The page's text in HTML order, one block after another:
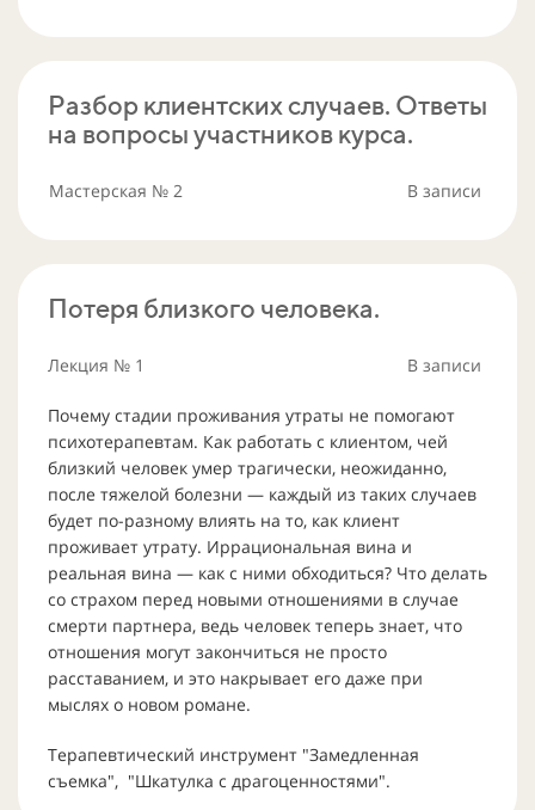
Разбор клиентских случаев. Ответы
на вопросы участников курса.
Мастерская № 2 В записи
Потеря близкого человека.
Лекция № 1 В записи
Почему стадии проживания утраты не помогают
психотерапевтам. Как работать с клиентом, чей
близкий человек умер трагически, неожиданно,
после тяжелой болезни — каждый из таких случаев
будет по-разному влиять на то, как клиент
проживает утрату. Иррациональная вина и
реальная вина — как с ними обходиться? Что делать
со страхом перед новыми отношениями в случае
смерти партнера, ведь человек теперь знает, что
отношения могут закончиться не просто
расставанием, и это накрывает его даже при
мыслях о новом романе.
Терапевтический инструмент "Замедленная
съемка", "Шкатулка с драгоценностями".